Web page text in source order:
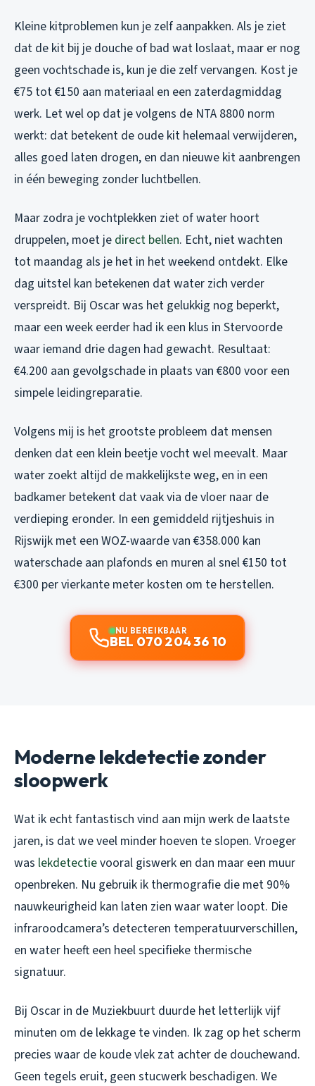
Kleine kitproblemen kun je zelf aanpakken. Als je ziet
dat de kit bij je douche of bad wat loslaat, maar er nog
geen vochtschade is, kun je die zelf vervangen. Kost je
€75 tot €150 aan materiaal en een zaterdagmiddag
werk. Let wel op dat je volgens de NTA 8800 norm
werkt: dat betekent de oude kit helemaal verwijderen,
alles goed laten drogen, en dan nieuwe kit aanbrengen
in één beweging zonder luchtbellen.
Maar zodra je vochtplekken ziet of water hoort
druppelen, moet je direct bellen. Echt, niet wachten
tot maandag als je het in het weekend ontdekt. Elke
dag uitstel kan betekenen dat water zich verder
verspreidt. Bij Oscar was het gelukkig nog beperkt,
maar een week eerder had ik een klus in Stervoorde
waar iemand drie dagen had gewacht. Resultaat:
€4.200 aan gevolgschade in plaats van €800 voor een
simpele leidingreparatie.
Volgens mij is het grootste probleem dat mensen
denken dat een klein beetje vocht wel meevalt. Maar
water zoekt altijd de makkelijkste weg, en in een
badkamer betekent dat vaak via de vloer naar de
verdieping eronder. In een gemiddeld rijtjeshuis in
Rijswijk met een WOZ-waarde van €358.000 kan
waterschade aan plafonds en muren al snel €150 tot
€300 per vierkante meter kosten om te herstellen.
NU BEREIKBAAR
BEL 070 204 36 10
Moderne lekdetectie zonder
sloopwerk
Wat ik echt fantastisch vind aan mijn werk de laatste
jaren, is dat we veel minder hoeven te slopen. Vroeger
was lekdetectievooral giswerk en dan maar een muur
openbreken. Nu gebruik ik thermografie die met 90%
nauwkeurigheid kan laten zien waar water loopt. Die
infraroodcamera’s detecteren temperatuurverschillen,
en water heeft een heel specifieke thermische
signatuur.
Bij Oscar in de Muziekbuurt duurde het letterlijk vijf
minuten om de lekkage te vinden. Ik zag op het scherm
precies waar de koude vlek zat achter de douchewand.
Geen tegels eruit, geen stucwerk beschadigen. We